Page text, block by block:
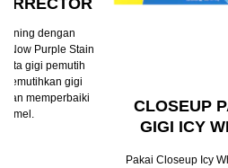
dengan
Now Purple Stain
gigi pemutih
gigi
dan memperbaiki
CLOSEUP
GIGI ICY
Pakai Closeup Icy